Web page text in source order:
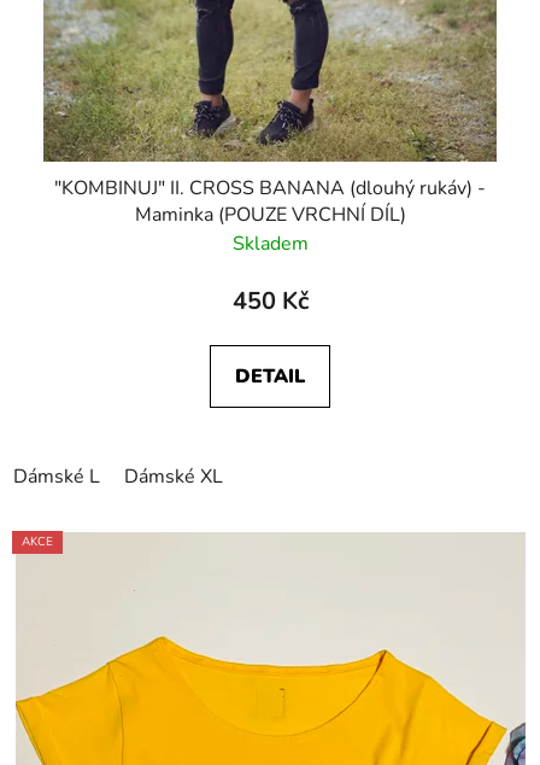
"KOMBINUJ" II. CROSS BANANA (dlouhý rukáv) -
Maminka (POUZE VRCHNÍ DÍL)
Skladem
450 Kč
DETAIL
Dámské L Dámské XL
AKCE